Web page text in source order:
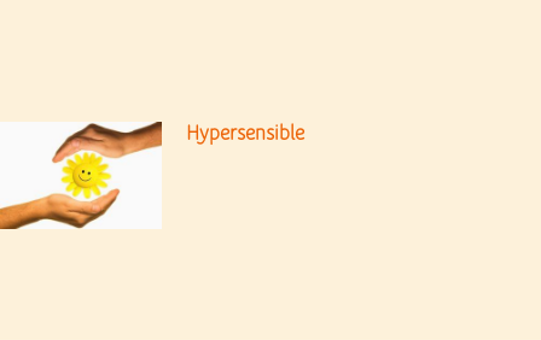
Hypersensible